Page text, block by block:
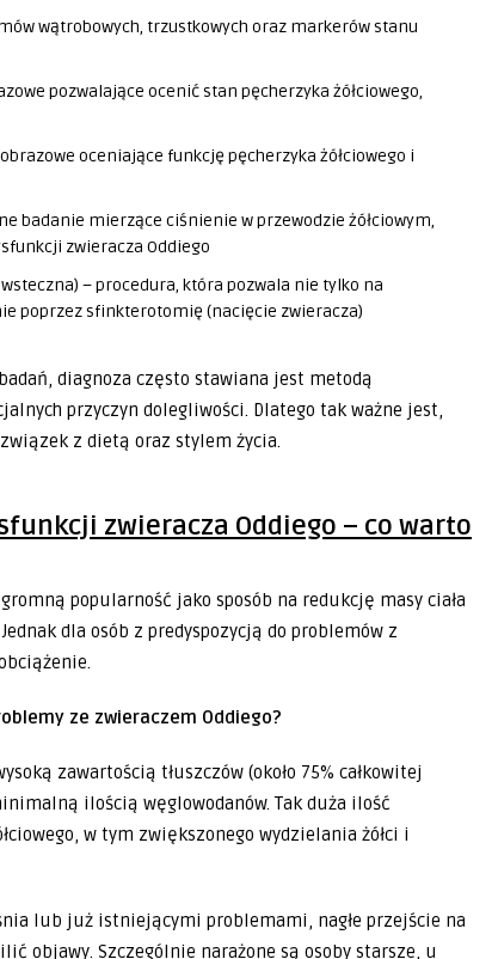
wątrobowych, trzustkowych oraz markerów stanu
pozwalające ocenić stan pęcherzyka żółciowego,
oceniające funkcję pęcherzyka żółciowego i
badanie mierzące ciśnienie w przewodzie żółciowym,
zwieracza Oddiego
– procedura, która pozwala nie tylko na
poprzez sfinkterotomię (nacięcie zwieracza)
diagnoza często stawiana jest metodą
przyczyn dolegliwości. Dlatego tak ważne jest,
z dietą oraz stylem życia.
zwieracza Oddiego – co warto
popularność jako sposób na redukcję masy ciała
dla osób z predyspozycją do problemów z
ze zwieraczem Oddiego?
zawartością tłuszczów (około 75% całkowitej
ilością węglowodanów. Tak duża ilość
w tym zwiększonego wydzielania żółci i
lub już istniejącymi problemami, nagłe przejście na
objawy. Szczególnie narażone są osoby starsze, u